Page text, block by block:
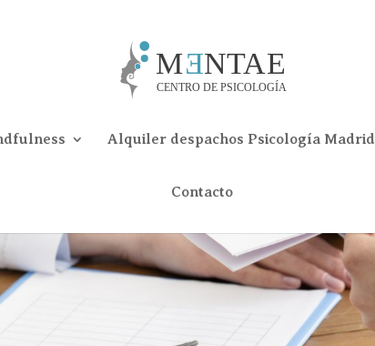
Alquiler despachos Psicología Madrid
Contacto